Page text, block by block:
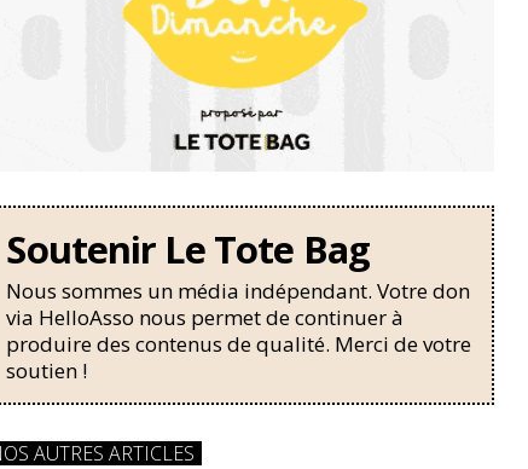
Soutenir Le Tote Bag
Nous sommes un média indépendant. Votre don
via HelloAsso nous permet de continuer à
produire des contenus de qualité. Merci de votre
soutien !
AUTRES ARTICLES